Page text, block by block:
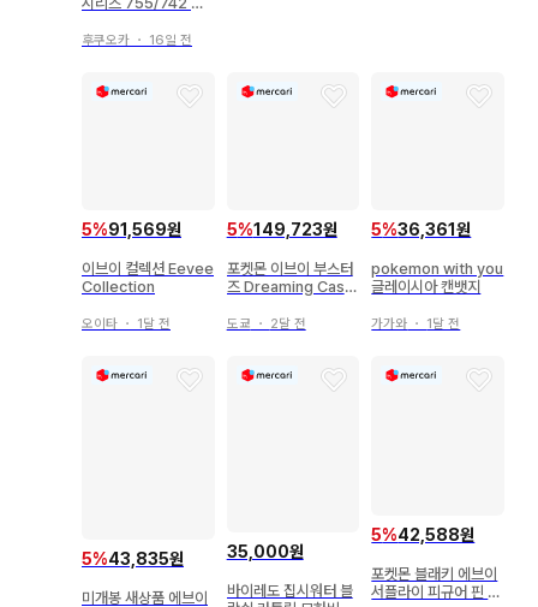
후쿠오카 ・ 16일 전
5%91,569원
이브이 컬렉션 Eevee
Collection
오이타 ・ 1달 전
5%149,723원
포켓몬 이브이 부스터
즈 Dreaming Case
도쿄 ・ 2달 전
5%36,361원
pokemon with you
글레이시아 캔뱃지
가가와 ・ 1달 전
5%43,835원
미개봉 새상품 에브이
35,000원
바이레도 집시워터 블
5%42,588원
포켓몬 블래키 에브이
서플라이 피규어 핀 슬